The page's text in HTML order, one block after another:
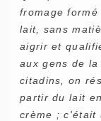
fromage
lait, sans
aigrir et
aux gens de
citadins, on
partir du lait
crème ; c'était